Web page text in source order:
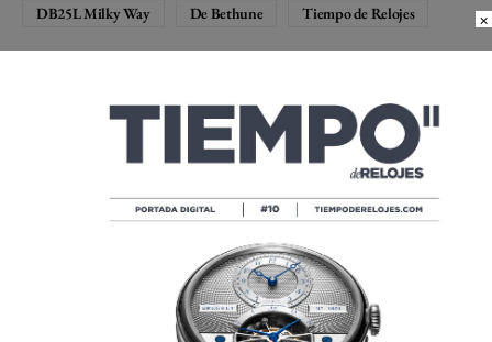
DB25L Milky Way De Bethune Tiempo de Relojes
Compartir
Compartir Twittear
Compartir
×